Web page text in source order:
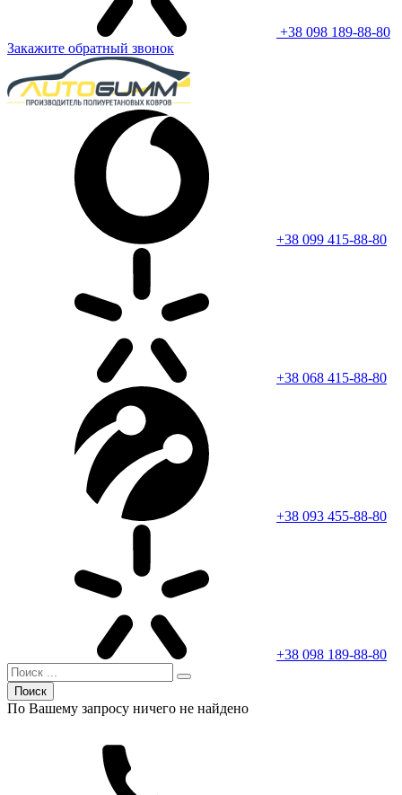
+38 098 189-88-80
Закажите обратный звонок
+38 099 415-88-80
+38 068 415-88-80
+38 093 455-88-80
+38 098 189-88-80
Поиск
По Вашему запросу ничего не найдено